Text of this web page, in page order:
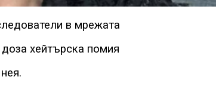
в мрежата
хейтърска помия